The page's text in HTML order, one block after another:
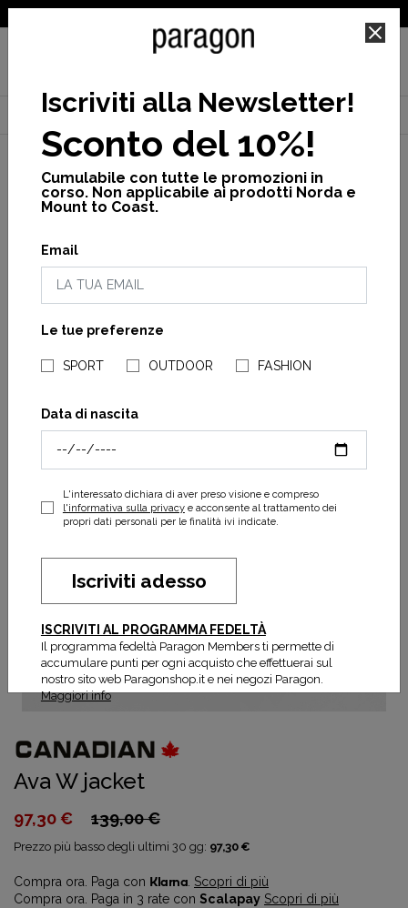
NEGOZI PARAGONSHOP
Home Canadian Donna Vedi tutto Ava w jacket
Ava W jacket
97,30 € 139,00 €
Prezzo più basso degli ultimi 30 gg: 97,30 €
Compra ora. Paga con Klarna Scopri di più
Compra ora. Paga in 3 rate con Scalapay Scopri di più
Iscriviti alla Newsletter!
Sconto del 10%!
Cumulabile con tutte le promozioni in
corso. Non applicabile ai prodotti Norda e
Mount to Coast.
Email
Le tue preferenze
SPORT OUTDOOR FASHION
Data di nascita
L'interessato dichiara di aver preso visione e compreso
l'informativa sulla privacye acconsente al trattamento dei
propri dati personali per le finalità ivi indicate.
Iscriviti adesso
ISCRIVITI AL PROGRAMMA FEDELTÀ
Il programma fedeltà Paragon Members ti permette di
accumulare punti per ogni acquisto che effettuerai sul
nostro sito web Paragonshop.it e nei negozi Paragon.
Maggiori info